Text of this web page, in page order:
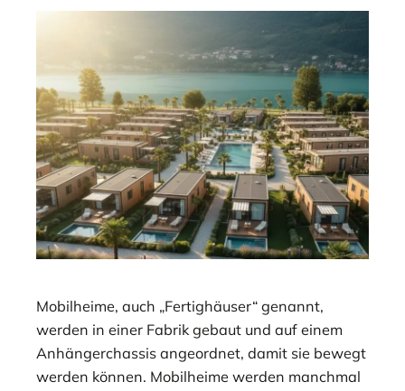
Mobilheime, auch „Fertighäuser“ genannt,
werden in einer Fabrik gebaut und auf einem
Anhängerchassis angeordnet, damit sie bewegt
werden können. Mobilheime werden manchmal